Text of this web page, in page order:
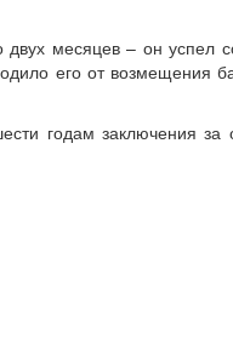
месяцев – он успел
его от возмещения
годам заключения